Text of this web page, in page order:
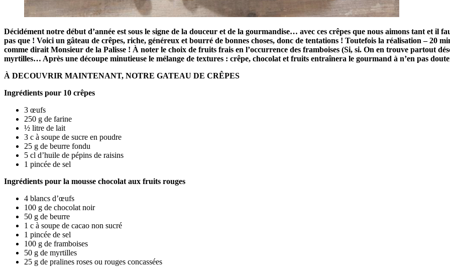
Décidément notre début d’année est sous le signe de la douceur et de la gourmandise… avec ces crêpes que nous aimons tant et il
pas que ! Voici un gâteau de crêpes, riche, généreux et bourré de bonnes choses, donc de tentations ! Toutefois la réalisation – 20
comme dirait Monsieur de la Palisse ! À noter le choix de fruits frais en l’occurrence des framboises (Si, si. On en trouve partout
myrtilles… Après une découpe minutieuse le mélange de textures : crêpe, chocolat et fruits entraînera le gourmand à n’en pas
À DECOUVRIR MAINTENANT, NOTRE GATEAU DE CRÊPES
Ingrédients pour 10 crêpes
3 œufs
250 g de farine
½ litre de lait
3 c à soupe de sucre en poudre
25 g de beurre fondu
5 cl d’huile de pépins de raisins
1 pincée de sel
Ingrédients pour la mousse chocolat aux fruits rouges
4 blancs d’œufs
100 g de chocolat noir
50 g de beurre
1 c à soupe de cacao non sucré
1 pincée de sel
100 g de framboises
50 g de myrtilles
25 g de pralines roses ou rouges concassées